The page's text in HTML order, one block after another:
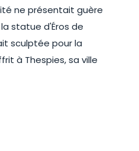
ne présentait guère
statue d'Éros de
sculptée pour la
à Thespies, sa ville